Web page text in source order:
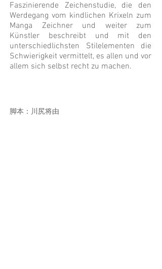
Faszinierende Zeichenstudie, die den
Werdegang vom kindlichen Krixeln zum
Manga Zeichner und weiter zum
Künstler beschreibt und mit den
unterschiedlichsten Stilelementen die
Schwierigkeit vermittelt, es allen und vor
allem sich selbst recht zu machen.
脚本：川尻将由